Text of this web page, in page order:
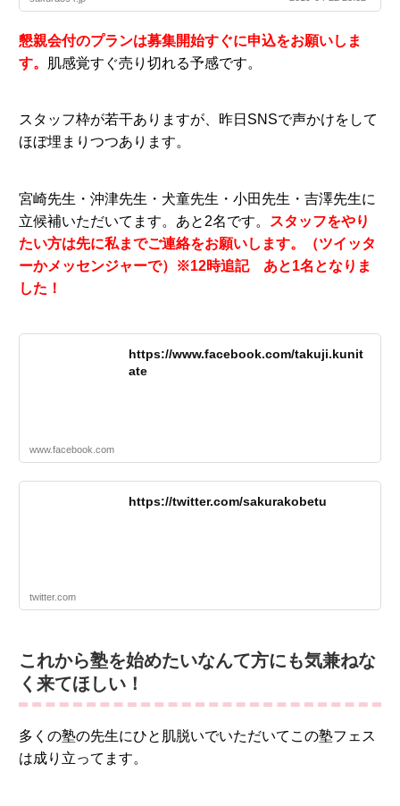
懇親会付のプランは募集開始すぐに申込をお願いしま
す。 肌感覚すぐ売り切れる予感です。
スタッフ枠が若干ありますが、昨日SNSで声かけをして
ほぼ埋まりつつあります。
宮崎先生・沖津先生・犬童先生・小田先生・吉澤先生に
立候補いただいてます。あと2名です。
スタッフをやり
たい方は先に私までご連絡をお願いします。（ツイッタ
ーかメッセンジャーで）※12時追記 あと1名となりま
した！
https://www.facebook.com/takuji.kunit
ate
www.facebook.com
https://twitter.com/sakurakobetu
twitter.com
これから塾を始めたいなんて方にも気兼ねな
く来てほしい！
多くの塾の先生にひと肌脱いでいただいてこの塾フェス
は成り立ってます。